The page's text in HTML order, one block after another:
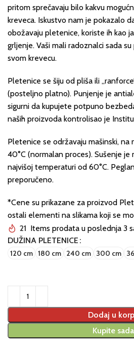
pritom sprečavaju bilo kakvu
kreveca. Iskustvo nam je pokazalo
obožavaju pletenice, koriste ih kao
grljenje. Vaši mali radoznalci sada
svom krevecu.
Pletenice se šiju od pliša ili
(posteljno platno). Punjenje je
sigurni da kupujete potpuno
naših proizvoda kontrolisao je
Pletenice se održavaju mašinski,
40°C (normalan proces). Sušenje je
najvišoj temperaturi od 60°C.
preporučeno.
*Cene su prikazane za proizvod
ostali elementi na slikama koji se
21 Items prodata u poslednja 3
DUŽINA PLETENICE
120 cm 180 cm 240 cm 300 cm
Dodaj u
Kupite sada